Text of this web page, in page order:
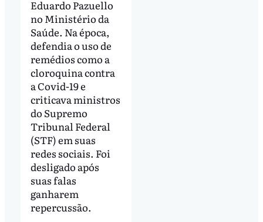
Eduardo Pazuello
no Ministério da
Saúde. Na época,
defendia o uso de
remédios como a
cloroquina contra
a Covid-19 e
criticava ministros
do Supremo
Tribunal Federal
(STF) em suas
redes sociais. Foi
desligado após
suas falas
ganharem
repercussão.